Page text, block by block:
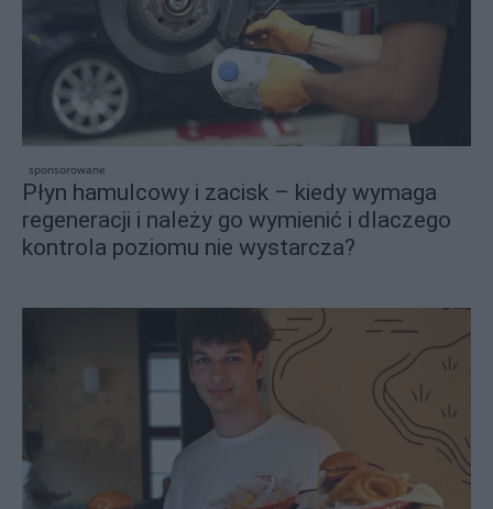
sponsorowane
Płyn hamulcowy i zacisk – kiedy wymaga
regeneracji i należy go wymienić i dlaczego
kontrola poziomu nie wystarcza?